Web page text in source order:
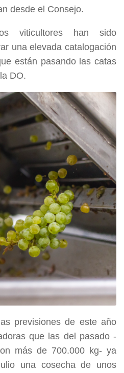
desde el Consejo.
viticultores han sido
una elevada catalogación
están pasando las catas
DO.
previsiones de este año
que las del pasado -
más de 700.000 kg- ya
una cosecha de unos